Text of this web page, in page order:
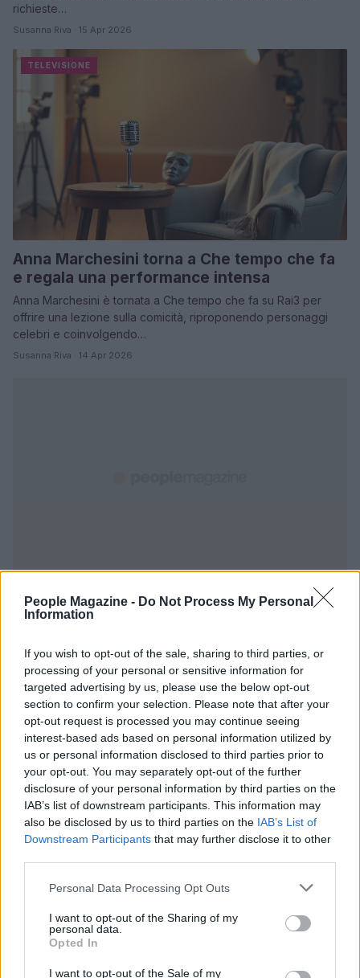
People Magazine - Do Not Process My Personal
Information
If you wish to opt-out of the sale, sharing to third parties, or
processing of your personal or sensitive information for
targeted advertising by us, please use the below opt-out
section to confirm your selection. Please note that after your
opt-out request is processed you may continue seeing
interest-based ads based on personal information utilized by
us or personal information disclosed to third parties prior to
your opt-out. You may separately opt-out of the further
disclosure of your personal information by third parties on the
IAB’s list of downstream participants. This information may
also be disclosed by us to third parties on the IAB’s List of
Downstream Participants that may further disclose it to other
Please note that this website/app uses one or more Google
not limited to your visit or usage behaviour. You may click to
grant or deny consent to Google and its third-party tags to
use your data for below specified purposes in below Google
consent section.
Personal Data Processing Opt Outs
I want to opt-out of the Sharing of my
personal data.
Opted In
I want to opt-out of the Sale of my
richieste…
Susanna Riva · 15 Apr 2026
TELEVISIONE
Anna Marchesini torna a Che tempo che fa
e regala una performance intensa
Anna Marchesini è tornata a Che tempo che fa su Rai3 per
offrire una lezione sulla comicità, riproponendo personaggi
celebri e coinvolgendo…
Susanna Riva · 14 Apr 2026
PIÙ LETTI
1 L’estate che ci insegna a fiorire
2
Achraf Khezar: il giovane modello siciliano che
conquista la moda internazionale
3
Emma e la disavventura in ascensore: il video virale e
il nuovo look
4 Ballando con le Stelle 2026: chi sostituirà Selvaggia
Lucarelli e le novità clamorose
5 Bologna, autopsia su Fakir: sangue nei polmoni e
schiacciamento